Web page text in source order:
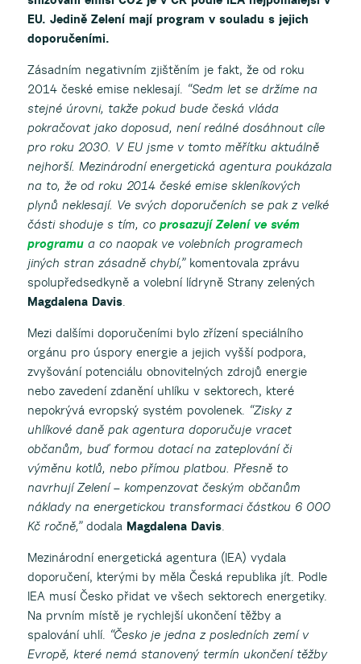
EU. Jedině Zelení mají program v souladu s jejich
doporučeními.
Zásadním negativním zjištěním je fakt, že od roku
2014 české emise neklesají. “Sedm let se držíme na
stejné úrovni, takže pokud bude česká vláda
pokračovat jako doposud, není reálné dosáhnout cíle
pro roku 2030. V EU jsme v tomto měřítku aktuálně
nejhorší. Mezinárodní energetická agentura poukázala
na to, že od roku 2014 české emise skleníkových
plynů neklesají. Ve svých doporučeních se pak z velké
části shoduje s tím, coprosazují Zelení ve svém
programu a co naopak ve volebních programech
jiných stran zásadně chybí,”komentovala zprávu
spolupředsedkyně a volební lídryně Strany zelených
Magdalena Davis.
Mezi dalšími doporučeními bylo zřízení speciálního
orgánu pro úspory energie a jejich vyšší podpora,
zvyšování potenciálu obnovitelných zdrojů energie
nebo zavedení zdanění uhlíku v sektorech, které
nepokrývá evropský systém povolenek. “Zisky z
uhlíkové daně pak agentura doporučuje vracet
občanům, buď formou dotací na zateplování či
výměnu kotlů, nebo přímou platbou. Přesně to
navrhují Zelení – kompenzovat českým občanům
náklady na energetickou transformaci částkou 6 000
Kč ročně,”dodala Magdalena Davis.
Mezinárodní energetická agentura (IEA) vydala
doporučení, kterými by měla Česká republika jít. Podle
IEA musí Česko přidat ve všech sektorech energetiky.
Na prvním místě je rychlejší ukončení těžby a
spalování uhlí. “Česko je jedna z posledních zemí v
Evropě, které nemá stanovený termín ukončení těžby